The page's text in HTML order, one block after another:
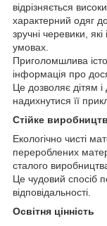
відрізняється
характерний одяг
зручні черевики,
умовах.
Приголомшлива
інформація про
Це дозволяє дітям
надихнутися її
Стійке
Екологічно чисті
перероблених
сталого
Це чудовий спосіб
відповідальності.
Освітня цінність